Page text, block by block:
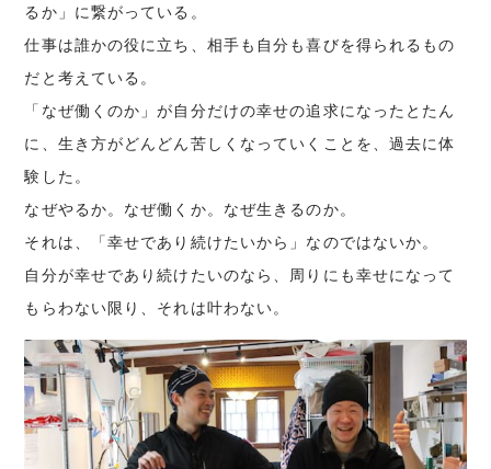
るか」に繋がっている。
仕事は誰かの役に立ち、相手も自分も喜びを得られるもの
だと考えている。
「なぜ働くのか」が自分だけの幸せの追求になったとたん
に、生き方がどんどん苦しくなっていくことを、過去に体
験した。
なぜやるか。なぜ働くか。なぜ生きるのか。
それは、「幸せであり続けたいから」なのではないか。
自分が幸せであり続けたいのなら、周りにも幸せになって
もらわない限り、それは叶わない。